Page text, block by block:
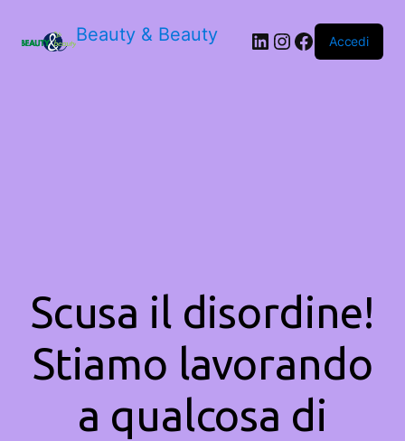
Beauty & Beauty LinkedIn
Instagram
Facebook
Accedi
Scusa il disordine!
Stiamo lavorando
a qualcosa di